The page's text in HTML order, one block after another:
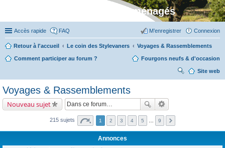
Stylevan - Vans aménagés
Accès rapide FAQ Connexion
M’enregistrer
Retour à l'accueil Le coin des Stylevaners Voyages & Rassemblements
Comment participer au forum ? Fourgons neufs & d'occasion
Site web
Voyages & Rassemblements
Nouveau sujet
215 sujets 1 2 3 4 5 9
Annonces